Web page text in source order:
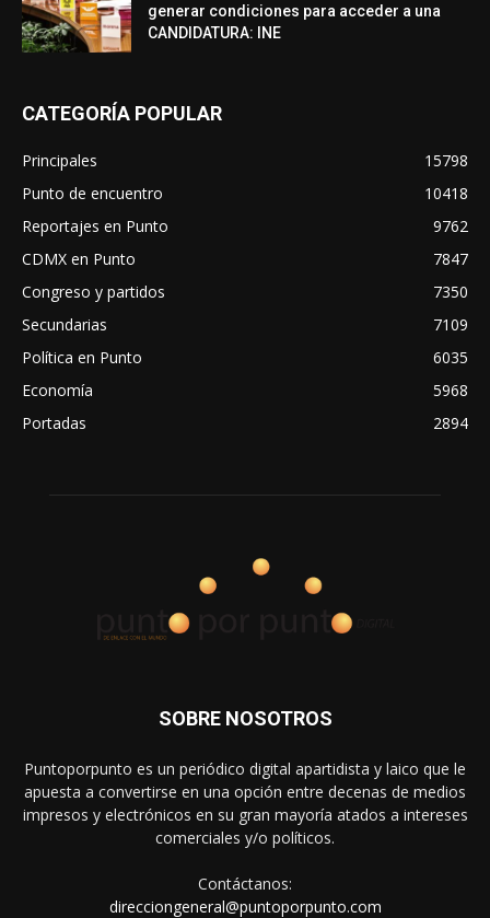
generar condiciones para acceder a una
CANDIDATURA: INE
CATEGORÍA POPULAR
Principales
15798
Punto de encuentro
10418
Reportajes en Punto
9762
CDMX en Punto
7847
Congreso y partidos
7350
Secundarias
7109
Política en Punto
6035
Economía
5968
Portadas
2894
SOBRE NOSOTROS
Puntoporpunto es un periódico digital apartidista y laico que le
apuesta a convertirse en una opción entre decenas de medios
impresos y electrónicos en su gran mayoría atados a intereses
comerciales y/o políticos.
Contáctanos:
direcciongeneral@puntoporpunto.com